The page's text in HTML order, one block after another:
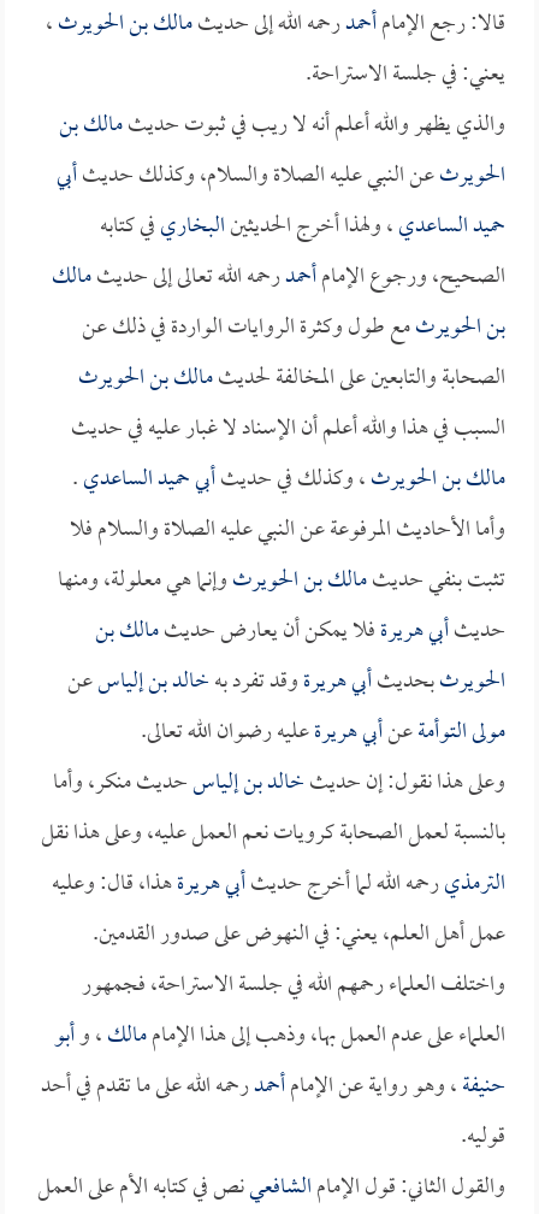
قالا: رجع الإمامأحمدرحمه الله إلى حديثمالك بن الحويرث،
يعني: في جلسة الاستراحة.
والذي يظهر والله أعلم أنه لا ريب في ثبوت حديثمالك بن
الحويرثعن النبي عليه الصلاة والسلام، وكذلك حديثأبي
حميد الساعدي، ولهذا أخرج الحديثينالبخاريفي كتابه
الصحيح، ورجوع الإمامأحمدرحمه الله تعالى إلى حديثمالك
بن الحويرثمع طول وكثرة الروايات الواردة في ذلك عن
الصحابة والتابعين على المخالفة لحديثمالك بن الحويرث
السبب في هذا والله أعلم أن الإسناد لا غبار عليه في حديث
مالك بن الحويرث، وكذلك في حديثأبي حميد الساعدي.
وأما الأحاديث المرفوعة عن النبي عليه الصلاة والسلام فلا
تثبت بنفي حديثمالك بن الحويرثوإنما هي معلولة، ومنها
حديثأبي هريرةفلا يمكن أن يعارض حديثمالك بن
الحويرثبحديثأبي هريرةوقد تفرد بهخالد بن إلياسعن
مولى التوأمةعنأبي هريرةعليه رضوان الله تعالى.
وعلى هذا نقول: إن حديثخالد بن إلياسحديث منكر، وأما
بالنسبة لعمل الصحابة كرويات نعم العمل عليه، وعلى هذا نقل
الترمذيرحمه الله لما أخرج حديثأبي هريرةهذا، قال: وعليه
عمل أهل العلم، يعني: في النهوض على صدور القدمين.
واختلف العلماء رحمهم الله في جلسة الاستراحة، فجمهور
العلماء على عدم العمل بها، وذهب إلى هذا الإماممالك، وأبو
حنيفة، وهو رواية عن الإمامأحمدرحمه الله على ما تقدم في أحد
قوليه.
والقول الثاني: قول الإمامالشافعينص في كتابه الأم على العمل